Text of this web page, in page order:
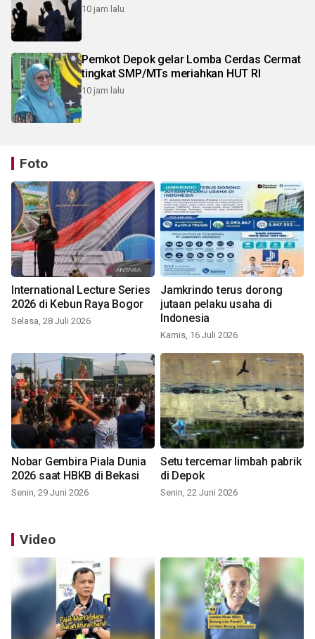
10 jam lalu
Pemkot Depok gelar Lomba Cerdas Cermat
tingkat SMP/MTs meriahkan HUT RI
10 jam lalu
Foto
International Lecture Series
2026 di Kebun Raya Bogor
Selasa, 28 Juli 2026
Jamkrindo terus dorong
jutaan pelaku usaha di
Indonesia
Kamis, 16 Juli 2026
Nobar Gembira Piala Dunia
2026 saat HBKB di Bekasi
Senin, 29 Juni 2026
Setu tercemar limbah pabrik
di Depok
Senin, 22 Juni 2026
Video